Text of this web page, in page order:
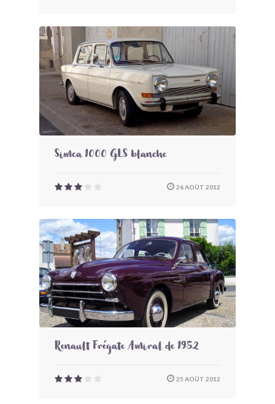
Simca 1000 GLS blanche
26 AOÛT 2012
Renault Frégate Amiral de 1952
25 AOÛT 2012